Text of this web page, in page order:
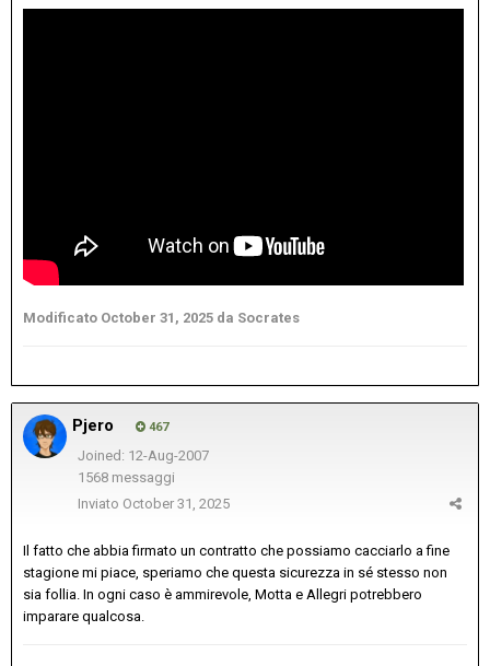
Modificato October 31, 2025 da Socrates
Pjero 467
Joined: 12-Aug-2007
1568 messaggi
Inviato October 31, 2025
Il fatto che abbia firmato un contratto che possiamo cacciarlo a fine
stagione mi piace, speriamo che questa sicurezza in sé stesso non
sia follia. In ogni caso è ammirevole, Motta e Allegri potrebbero
imparare qualcosa.